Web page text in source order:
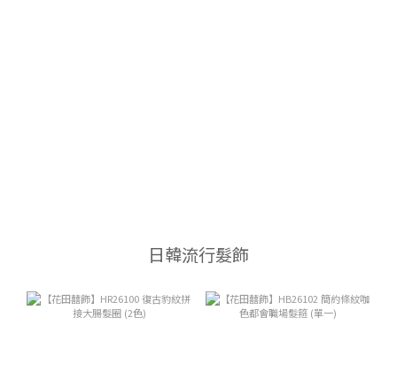
日韓流行髮飾